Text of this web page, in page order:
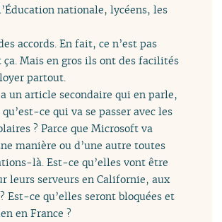
nationale, lycéens, les
accords. En fait, ce n’est pas
ça. Mais en gros ils ont des facilités
partout.
un article secondaire qui en parle,
ce qui va se passer avec les
? Parce que Microsoft va
manière ou d’une autre toutes
là. Est-ce qu’elles vont être
leurs serveurs en Californie, aux
Est-ce qu’elles seront bloquées et
en France ?